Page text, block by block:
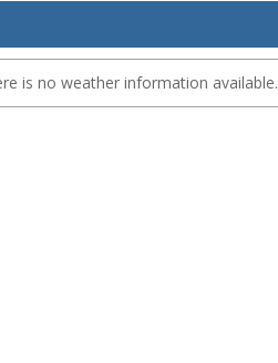
is no weather information available.